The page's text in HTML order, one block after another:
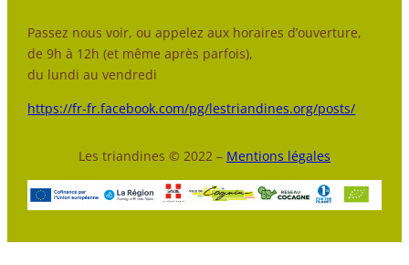
Passez nous voir, ou appelez aux horaires d’ouverture,
de 9h à 12h (et même après parfois),
du lundi au vendredi
https://fr-fr.facebook.com/pg/lestriandines.org/posts/
Les triandines © 2022 – Mentions légales